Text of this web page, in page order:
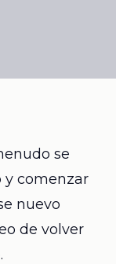
se
y comenzar
nuevo
de volver